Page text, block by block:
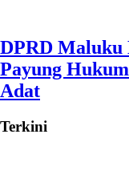
DPRD Maluku
Payung
Adat
Terkini